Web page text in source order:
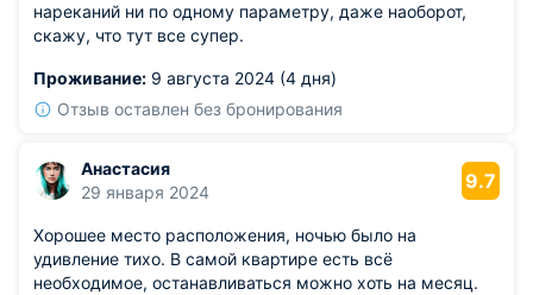
нареканий ни по одному параметру, даже наоборот,
скажу, что тут все супер.
Проживание: 9 августа 2024 (4 дня)
Отзыв оставлен без бронирования
Анастасия
29 января 2024
9.7
Хорошее место расположения, ночью было на
удивление тихо. В самой квартире есть всё
необходимое, останавливаться можно хоть на месяц.